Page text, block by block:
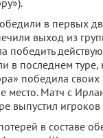
в первых
выход из
победить
в последнем
победила
место. Матч с
выпустил
в составе